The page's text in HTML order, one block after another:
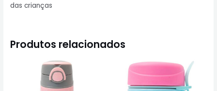
das crianças
Produtos relacionados